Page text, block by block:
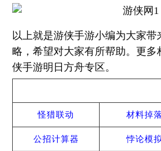
以上就是游侠手游小编为大家
略，希望对大家有所帮助。更
侠手游明日方舟专区。
怪猎联动 材料掉落
公招计算器 悖论模拟